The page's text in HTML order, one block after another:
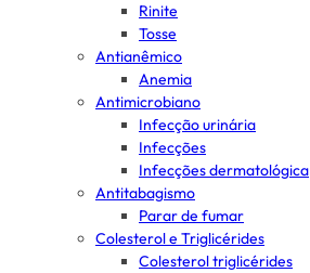
Rinite
Tosse
Antianêmico
Anemia
Antimicrobiano
Infecção urinária
Infecções
Infecções dermatológica
Antitabagismo
Parar de fumar
Colesterol e Triglicérides
Colesterol triglicérides